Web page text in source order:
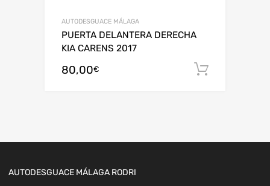
AUTODESGUACE MÁLAGA
PUERTA DELANTERA DERECHA
KIA CARENS 2017
80,00€
AUTODESGUACE MÁLAGA RODRI